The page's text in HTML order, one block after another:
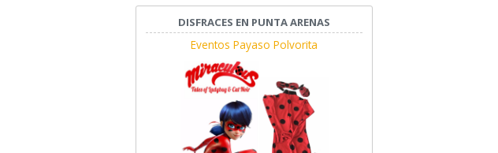
DISFRACES EN PUNTA ARENAS
Eventos Payaso Polvorita